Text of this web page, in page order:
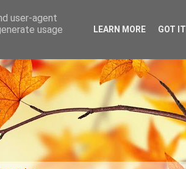
user-agent
usage
LEARN MORE GOT IT